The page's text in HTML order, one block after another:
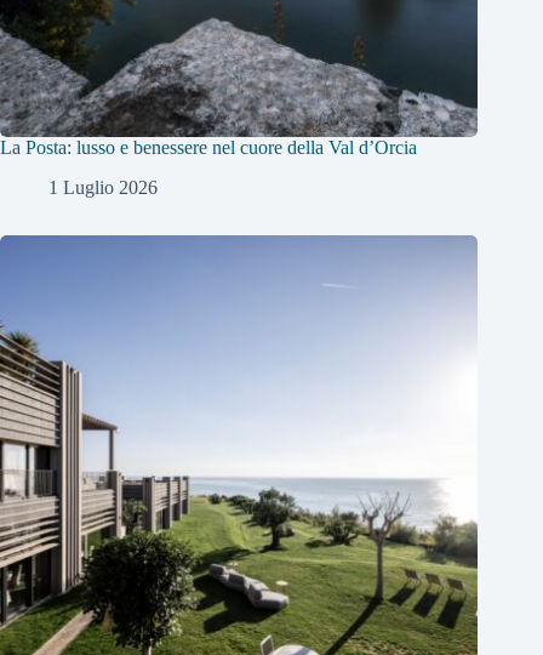
La Posta: lusso e benessere nel cuore della Val d’Orcia
1 Luglio 2026